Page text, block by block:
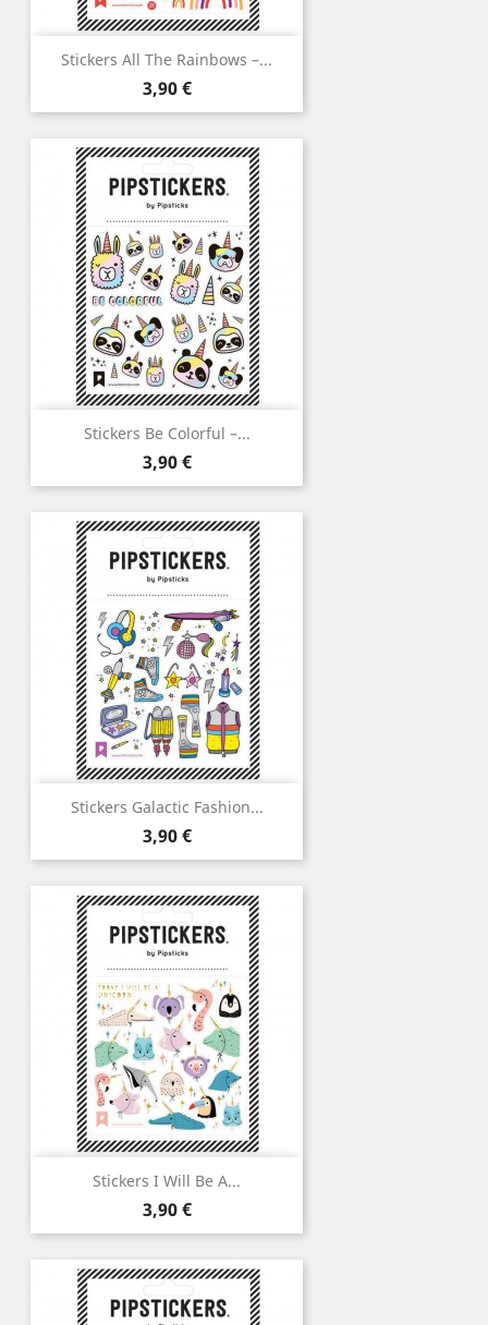
Stickers All The Rainbows –...
Prix
3,90 €
Stickers Be Colorful –...
Prix
3,90 €
Stickers Galactic Fashion...
Prix
3,90 €
Stickers I Will Be A...
Prix
3,90 €